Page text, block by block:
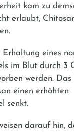
kam zu
erlaubt,
eines
im Blut durch 3
werden.
einen erhöhten
senkt.
darauf hin,